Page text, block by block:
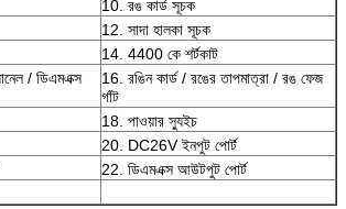
10. রঙ কার্ড সূচক
12. সাদা হালকা সূচক
14. 4400 কে শর্টকাট
/ ডিএমএক্স
16. রঙিন কার্ড / রঙের তাপমাত্রা / রঙ ফেজ
গাঁট
18. পাওয়ার স্যুইচ
20. DC26V ইনপুট পোর্ট
22. ডিএমএক্স আউটপুট পোর্ট